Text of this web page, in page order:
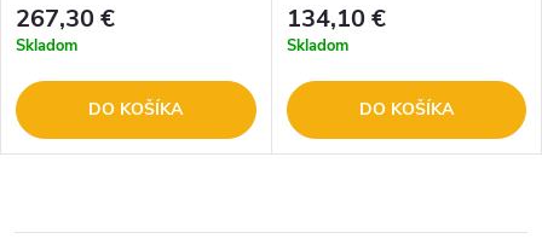
267,30 €
Skladom
DO KOŠÍKA
134,10 €
Skladom
DO KOŠÍKA